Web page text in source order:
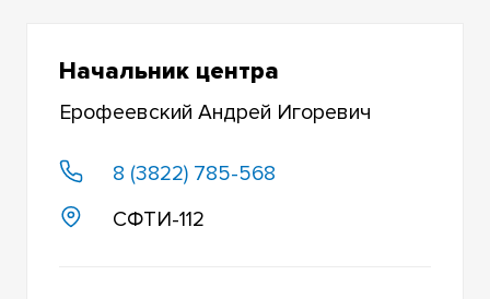
Начальник центра
Ерофеевский Андрей Игоревич
8 (3822) 785-568
СФТИ-112